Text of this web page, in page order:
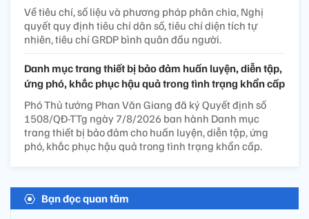
Về tiêu chí, số liệu và phương pháp phân chia, Nghị
quyết quy định tiêu chí dân số, tiêu chí diện tích tự
nhiên, tiêu chí GRDP bình quân đầu người.
Danh mục trang thiết bị bảo đảm huấn luyện, diễn tập,
ứng phó, khắc phục hậu quả trong tình trạng khẩn cấp
Phó Thủ tướng Phan Văn Giang đã ký Quyết định số
1508/QĐ-TTg ngày 7/8/2026 ban hành Danh mục
trang thiết bị bảo đảm cho huấn luyện, diễn tập, ứng
phó, khắc phục hậu quả trong tình trạng khẩn cấp.
Bạn đọc quan tâm